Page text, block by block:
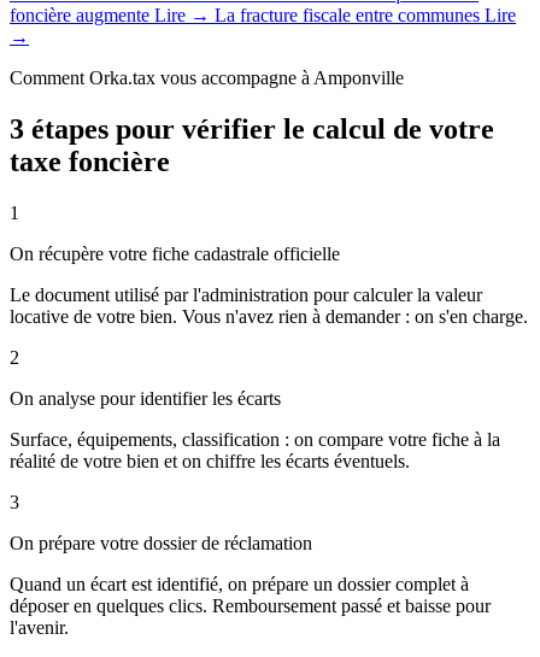
foncière augmente Lire → La fracture fiscale entre communes Lire
→
Comment Orka.tax vous accompagne à Amponville
3 étapes pour vérifier le calcul de votre
taxe foncière
1
On récupère votre fiche cadastrale officielle
Le document utilisé par l'administration pour calculer la valeur
locative de votre bien. Vous n'avez rien à demander : on s'en charge.
2
On analyse pour identifier les écarts
Surface, équipements, classification : on compare votre fiche à la
réalité de votre bien et on chiffre les écarts éventuels.
3
On prépare votre dossier de réclamation
Quand un écart est identifié, on prépare un dossier complet à
déposer en quelques clics. Remboursement passé et baisse pour
l'avenir.